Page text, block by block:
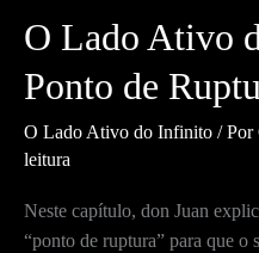
O Lado Ativo
Ponto de
O Lado Ativo do Infinito / Por
leitura
Neste capítulo, don Juan
“ponto de ruptura” para que o